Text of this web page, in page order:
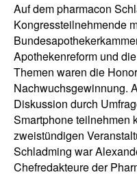
Auf dem pharmacon
Kongressteilnehmende
Apothekenreform und
Themen waren die
Nachwuchsgewinnung.
Diskussion durch
Smartphone teilnehmen
zweistündigen
Schladming war
Chefredakteure der